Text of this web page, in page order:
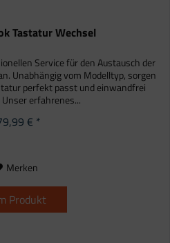
Tastatur Wechsel
Service für den Austausch der
Unabhängig vom Modelltyp, sorgen
perfekt passt und einwandfrei
erfahrenes...
€ *
Merken
Produkt